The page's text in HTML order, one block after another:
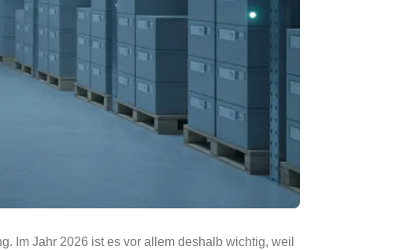
Im Jahr 2026 ist es vor allem deshalb wichtig, weil